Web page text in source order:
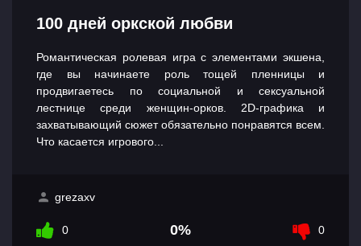
100 дней оркской любви
Романтическая ролевая игра с элементами экшена,
где вы начинаете роль тощей пленницы и
продвигаетесь по социальной и сексуальной
лестнице среди женщин-орков. 2D-графика и
захватывающий сюжет обязательно понравятся всем.
Что касается игрового...
grezaxv
0 0% 0